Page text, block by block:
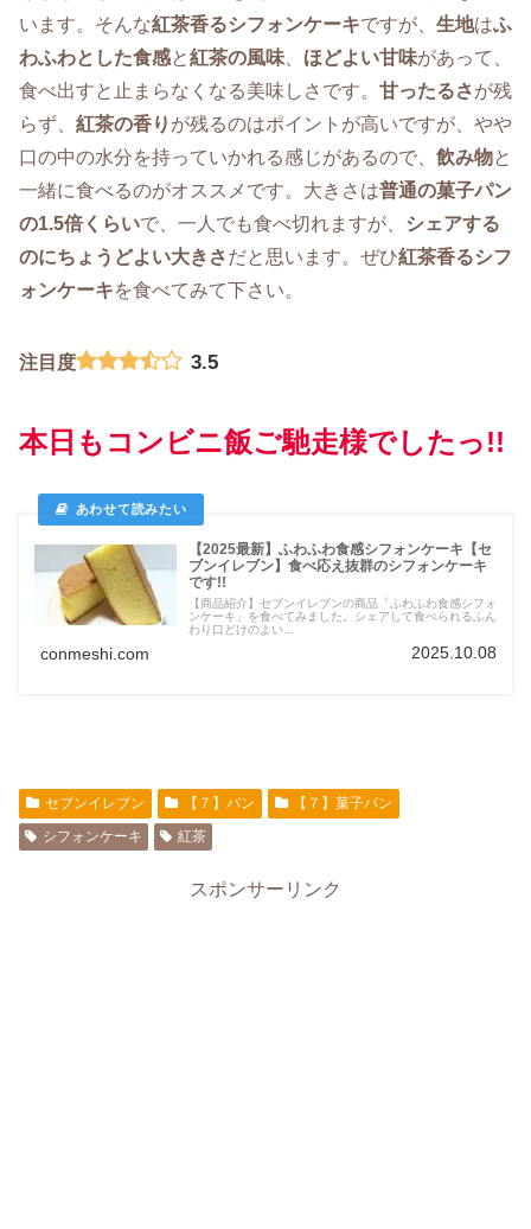
います。そんな紅茶香るシフォンケーキですが、 生地はふ
わふわとした食感と紅茶の風味、 ほどよい甘味があって、
食べ出すと止まらなくなる美味しさです。 甘ったるさが残
らず、 紅茶の香り が残るのはポイントが高いですが、やや
口の中の水分を持っていかれる感じがあるので、 飲み物と
一緒に食べるのがオススメです。大きさは普通の菓子パン
の1.5倍くらいで、一人でも食べ切れますが、
シェアする
のにちょうどよい大きさだと思います。ぜひ紅茶香るシフ
ォンケーキを食べてみて下さい。
注目度 3.5
本日もコンビニ飯ご馳走様でしたっ!!
【2025最新】ふわふわ食感シフォンケーキ【セ
ブンイレブン】食べ応え抜群のシフォンケーキ
です!!
【商品紹介】セブンイレブンの商品「ふわふわ食感シフォ
ンケーキ」を食べてみました。シェアして食べられるふん
わり口どけのよい...
conmeshi.com 2025.10.08
セブンイレブン 【７】パン
【７】菓子パン
シフォンケーキ
紅茶
スポンサーリンク